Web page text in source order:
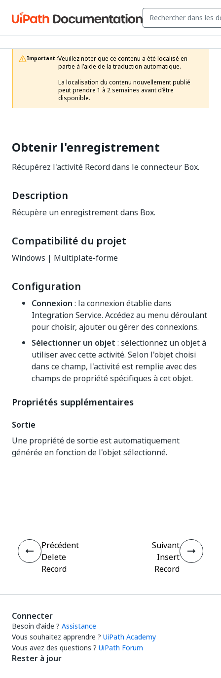
Important :Veuillez noter que ce contenu a été localisé en
partie à l’aide de la traduction automatique.
La localisation du contenu nouvellement publié
peut prendre 1 à 2 semaines avant d’être
disponible.
Obtenir l'enregistrement
Récupérez l'activité Record dans le connecteur Box.
Description
Récupère un enregistrement dans Box.
Compatibilité du projet
Windows | Multiplate-forme
Configuration
Connexion : la connexion établie dans
Integration Service. Accédez au menu déroulant
pour choisir, ajouter ou gérer des connexions.
Sélectionner un objet : sélectionnez un objet à
utiliser avec cette activité. Selon l'objet choisi
dans ce champ, l'activité est remplie avec des
champs de propriété spécifiques à cet objet.
Propriétés supplémentaires
Sortie
Une propriété de sortie est automatiquement
générée en fonction de l'objet sélectionné.
Précédent
Delete
Record
Suivant
Insert
Record
Connecter
Besoin d'aide ? Assistance
Vous souhaitez apprendre ? UiPath Academy
Vous avez des questions ? UiPath Forum
Rester à jour